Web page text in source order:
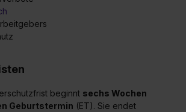
beginnt sechs Wochen
Geburtstermin (ET). Sie endet